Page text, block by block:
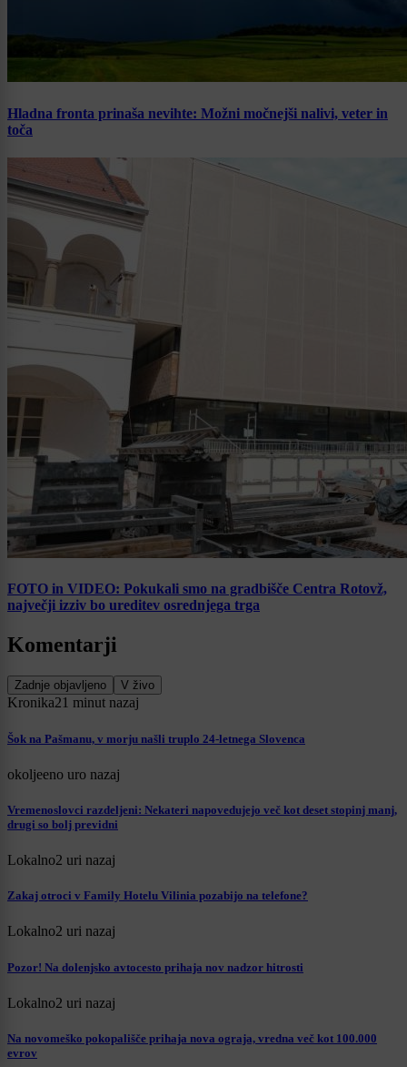
Hladna fronta prinaša nevihte: Možni močnejši nalivi, veter in
toča
FOTO in VIDEO: Pokukali smo na gradbišče Centra Rotovž,
največji izziv bo ureditev osrednjega trga
Komentarji
Zadnje objavljeno V živo
Kronika21 minut nazaj
Šok na Pašmanu, v morju našli truplo 24-letnega Slovenca
okoljeeno uro nazaj
Vremenoslovci razdeljeni: Nekateri napovedujejo več kot deset stopinj manj,
drugi so bolj previdni
Lokalno2 uri nazaj
Zakaj otroci v Family Hotelu Vilinia pozabijo na telefone?
Lokalno2 uri nazaj
Pozor! Na dolenjsko avtocesto prihaja nov nadzor hitrosti
Lokalno2 uri nazaj
Na novomeško pokopališče prihaja nova ograja, vredna več kot 100.000
evrov